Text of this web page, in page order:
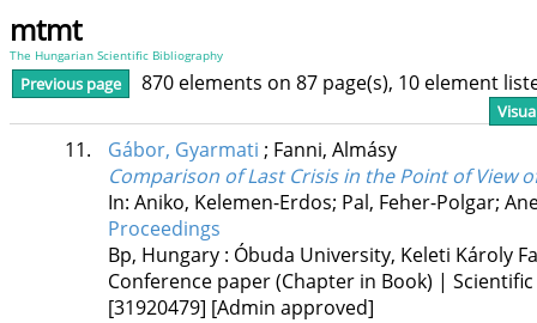
mtmt
The Hungarian Scientific Bibliography
Previous page 870 elements on 87 page(s), 10 element
11. Gábor, Gyarmati ; Fanni, Almásy
Comparison of Last Crisis in the Point of View
In: Aniko, Kelemen-Erdos; Pal, Feher-Polgar;
Proceedings
Bp, Hungary : Óbuda University, Keleti Károly
Conference paper (Chapter in Book) | Scientific
[31920479] [Admin approved]